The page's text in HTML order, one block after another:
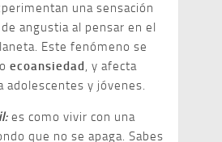
una sensación
angustia al pensar en el
Este fenómeno se
ecoansiedad, y afecta
adolescentes y jóvenes.
es como vivir con una
que no se apaga. Sabes